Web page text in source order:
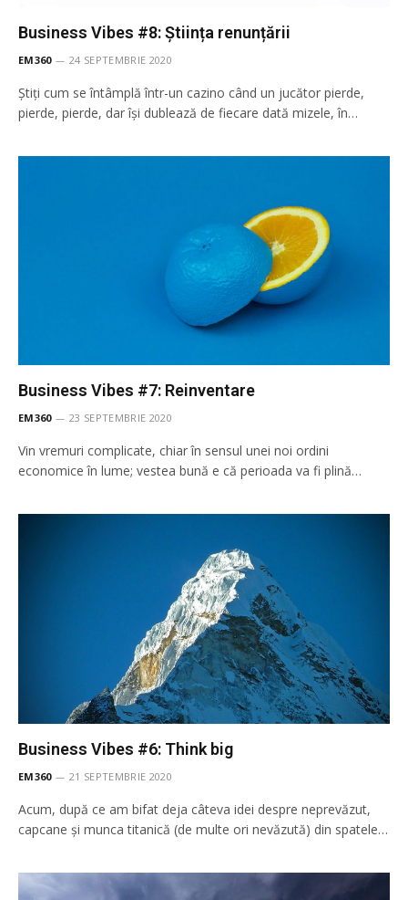
Business Vibes #8: Știința renunțării
EM360 24 SEPTEMBRIE 2020
Știți cum se întâmplă într-un cazino când un jucător pierde,
pierde, pierde, dar își dublează de fiecare dată mizele, în…
Business Vibes #7: Reinventare
EM360 23 SEPTEMBRIE 2020
Vin vremuri complicate, chiar în sensul unei noi ordini
economice în lume; vestea bună e că perioada va fi plină…
Business Vibes #6: Think big
EM360 21 SEPTEMBRIE 2020
Acum, după ce am bifat deja câteva idei despre neprevăzut,
capcane și munca titanică (de multe ori nevăzută) din spatele…